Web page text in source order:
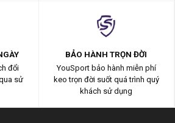
đổi
sử
BẢO HÀNH TRỌN ĐỜI
YouSport bảo hành miễn phí
keo trọn đời suốt quá trình quý
khách sử dụng